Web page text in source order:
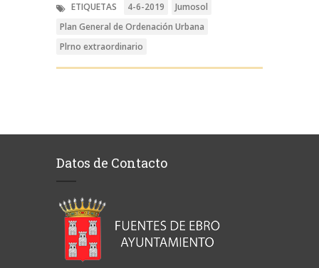
ETIQUETAS 4-6-2019
Jumosol
Plan General de Ordenación Urbana
Plrno extraordinario
Datos de Contacto